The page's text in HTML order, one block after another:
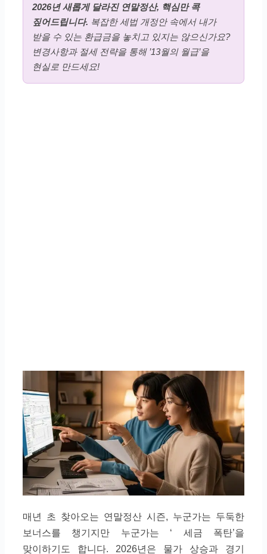
2026년 새롭게 달라진 연말정산, 핵심만 콕
짚어드립니다. 복잡한 세법 개정안 속에서 내가
받을 수 있는 환급금을 놓치고 있지는 않으신가요?
변경사항과 절세 전략을 통해 ’13월의 월급’을
현실로 만드세요!
매년 초 찾아오는 연말정산 시즌, 누군가는 두둑한
보너스를 챙기지만 누군가는 ‘ 세금 폭탄’을
맞이하기도 합니다. 2026년은 물가 상승과 경기